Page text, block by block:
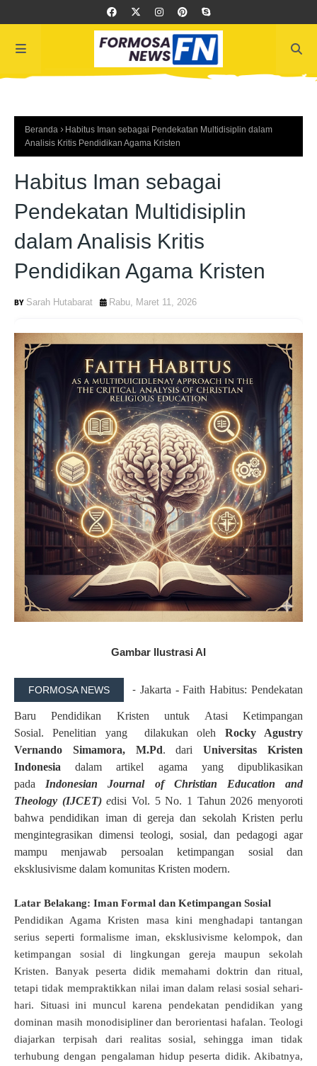
Beranda
Habitus Iman sebagai Pendekatan Multidisiplin dalam
Analisis Kritis Pendidikan Agama Kristen
Habitus Iman sebagai
Pendekatan Multidisiplin
dalam Analisis Kritis
Pendidikan Agama Kristen
Sarah Hutabarat Rabu, Maret 11, 2026
Gambar Ilustrasi AI
FORMOSA NEWS - Jakarta - Faith Habitus: Pendekatan
Baru Pendidikan Kristen untuk Atasi Ketimpangan
Sosial.Penelitian yang dilakukan oleh Rocky Agustry
Vernando Simamora, M.Pd. dariUniversitas Kristen
Indonesia
dalam artikel agama yang dipublikasikan
pada Indonesian Journal of Christian Education and
Theology (IJCET)edisi Vol. 5 No. 1 Tahun 2026 menyoroti
bahwapendidikan iman di gereja dan sekolah Kristen perlu
mengintegrasikan dimensi teologi, sosial, dan pedagogi agar
mampu menjawab persoalan ketimpangan sosial dan
eksklusivisme dalam komunitas Kristen modern.
Latar Belakang: Iman Formal dan Ketimpangan Sosial
Pendidikan Agama Kristen masa kini menghadapi tantangan
serius seperti formalisme iman, eksklusivisme kelompok, dan
ketimpangan sosial di lingkungan gereja maupun sekolah
Kristen. Banyak peserta didik memahami doktrin dan ritual,
tetapi tidak mempraktikkan nilai iman dalam relasi sosial sehari-
hari. Situasi ini muncul karena pendekatan pendidikan yang
dominan masih monodisipliner dan berorientasi hafalan. Teologi
diajarkan terpisah dari realitas sosial, sehingga iman tidak
terhubung dengan pengalaman hidup peserta didik. Akibatnya,